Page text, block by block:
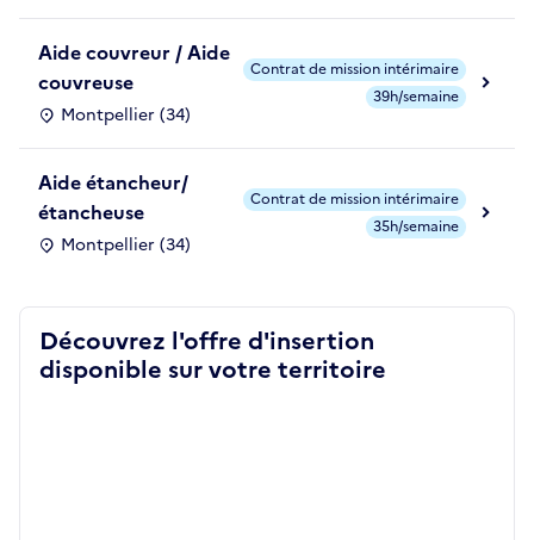
Aide couvreur / Aide
couvreuse
Montpellier (34)
Contrat de mission intérimaire
39h/semaine
Aide étancheur/
étancheuse
Montpellier (34)
Contrat de mission intérimaire
35h/semaine
Découvrez l'offre d'insertion
disponible sur votre territoire